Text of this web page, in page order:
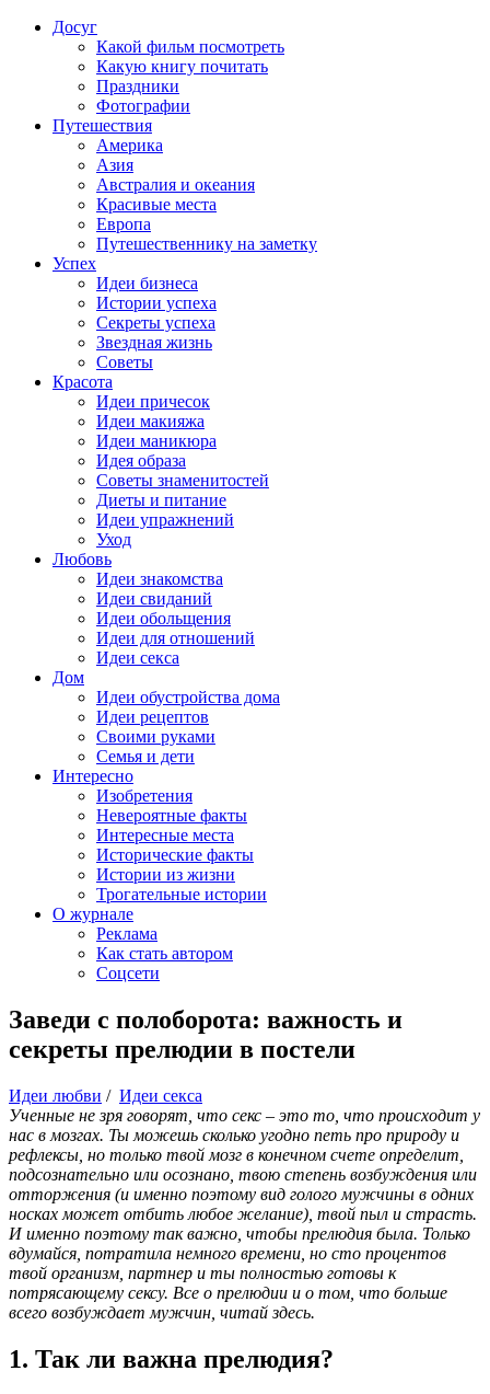
Досуг
Какой фильм посмотреть
Какую книгу почитать
Праздники
Фотографии
Путешествия
Америка
Азия
Австралия и океания
Красивые места
Европа
Путешественнику на заметку
Успех
Идеи бизнеса
Истории успеха
Секреты успеха
Звездная жизнь
Советы
Красота
Идеи причесок
Идеи макияжа
Идеи маникюра
Идея образа
Советы знаменитостей
Диеты и питание
Идеи упражнений
Уход
Любовь
Идеи знакомства
Идеи свиданий
Идеи обольщения
Идеи для отношений
Идеи секса
Дом
Идеи обустройства дома
Идеи рецептов
Своими руками
Семья и дети
Интересно
Изобретения
Невероятные факты
Интересные места
Исторические факты
Истории из жизни
Трогательные истории
О журнале
Реклама
Как стать автором
Соцсети
Заведи с полоборота: важность и
секреты прелюдии в постели
Идеи любви / Идеи секса
Ученные не зря говорят, что секс – это то, что происходит у
нас в мозгах. Ты можешь сколько угодно петь про природу и
рефлексы, но только твой мозг в конечном счете определит,
подсознательно или осознано, твою степень возбуждения или
отторжения (и именно поэтому вид голого мужчины в одних
носках может отбить любое желание), твой пыл и страсть.
И именно поэтому так важно, чтобы прелюдия была. Только
вдумайся, потратила немного времени, но сто процентов
твой организм, партнер и ты полностью готовы к
потрясающему сексу. Все о прелюдии и о том, что больше
всего возбуждает мужчин, читай здесь.
1. Так ли важна прелюдия?